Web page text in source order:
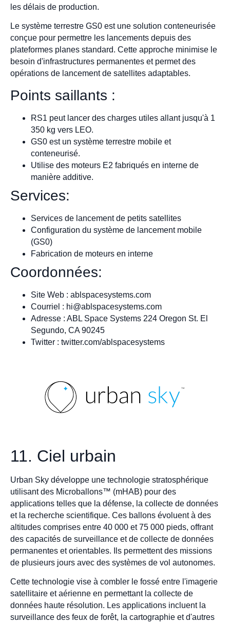
les délais de production.
Le système terrestre GS0 est une solution conteneurisée
conçue pour permettre les lancements depuis des
plateformes planes standard. Cette approche minimise le
besoin d'infrastructures permanentes et permet des
opérations de lancement de satellites adaptables.
Points saillants :
RS1 peut lancer des charges utiles allant jusqu'à 1
350 kg vers LEO.
GS0 est un système terrestre mobile et
conteneurisé.
Utilise des moteurs E2 fabriqués en interne de
manière additive.
Services:
Services de lancement de petits satellites
Configuration du système de lancement mobile
(GS0)
Fabrication de moteurs en interne
Coordonnées:
Site Web : ablspacesystems.com
Courriel : hi@ablspacesystems.com
Adresse : ABL Space Systems 224 Oregon St. El
Segundo, CA 90245
Twitter : twitter.com/ablspacesystems
11. Ciel urbain
Urban Sky développe une technologie stratosphérique
utilisant des Microballons™ (mHAB) pour des
applications telles que la défense, la collecte de données
et la recherche scientifique. Ces ballons évoluent à des
altitudes comprises entre 40 000 et 75 000 pieds, offrant
des capacités de surveillance et de collecte de données
permanentes et orientables. Ils permettent des missions
de plusieurs jours avec des systèmes de vol autonomes.
Cette technologie vise à combler le fossé entre l'imagerie
satellitaire et aérienne en permettant la collecte de
données haute résolution. Les applications incluent la
surveillance des feux de forêt, la cartographie et d'autres